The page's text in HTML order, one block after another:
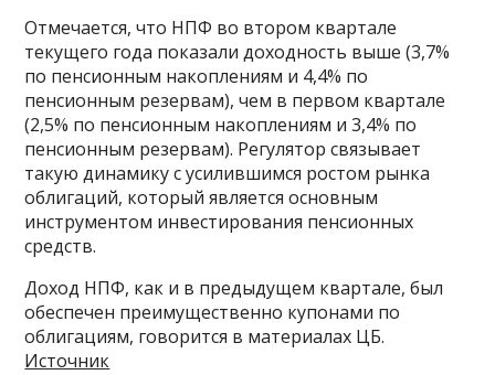
Отмечается, что НПФ во втором квартале
текущего года показали доходность выше (3,7%
по пенсионным накоплениям и 4,4% по
пенсионным резервам), чем в первом квартале
(2,5% по пенсионным накоплениям и 3,4% по
пенсионным резервам). Регулятор связывает
такую динамику с усилившимся ростом рынка
облигаций, который является основным
инструментом инвестирования пенсионных
средств.
Доход НПФ, как и в предыдущем квартале, был
обеспечен преимущественно купонами по
облигациям, говорится в материалах ЦБ.
Источник